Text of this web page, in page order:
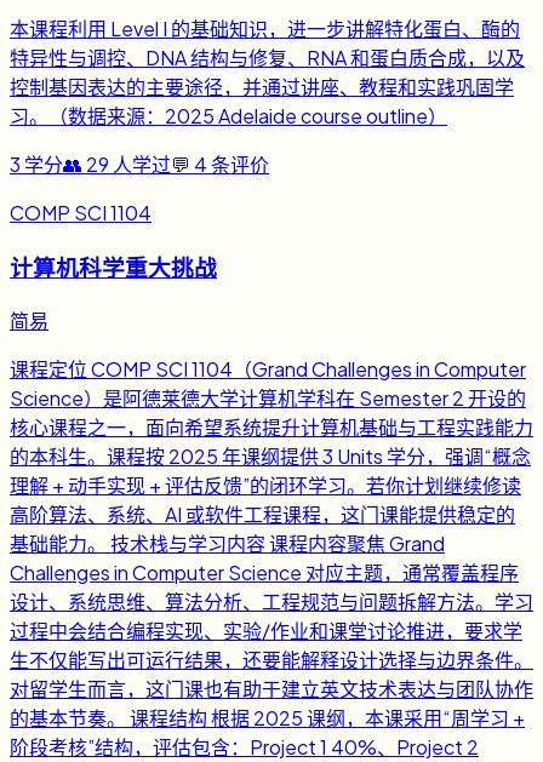
本课程利用 Level I 的基础知识，进一步讲解特化蛋白、酶的
特异性与调控、DNA 结构与修复、RNA 和蛋白质合成，以及
控制基因表达的主要途径，并通过讲座、教程和实践巩固学
习。（数据来源：2025 Adelaide course outline）
3 学分👥 29 人学过💬 4条评价
COMP SCI 1104
计算机科学重大挑战
简易
课程定位 COMP SCI 1104（Grand Challenges in Computer
Science）是阿德莱德大学计算机学科在 Semester 2 开设的
核心课程之一，面向希望系统提升计算机基础与工程实践能力
的本科生。课程按 2025 年课纲提供 3 Units 学分，强调“概念
理解 + 动手实现 + 评估反馈”的闭环学习。若你计划继续修读
高阶算法、系统、AI 或软件工程课程，这门课能提供稳定的
基础能力。 技术栈与学习内容 课程内容聚焦 Grand
Challenges in Computer Science 对应主题，通常覆盖程序
设计、系统思维、算法分析、工程规范与问题拆解方法。学习
过程中会结合编程实现、实验/作业和课堂讨论推进，要求学
生不仅能写出可运行结果，还要能解释设计选择与边界条件。
对留学生而言，这门课也有助于建立英文技术表达与团队协作
的基本节奏。 课程结构 根据 2025 课纲，本课采用“周学习 +
阶段考核”结构，评估包含：Project 1 40%、Project 2